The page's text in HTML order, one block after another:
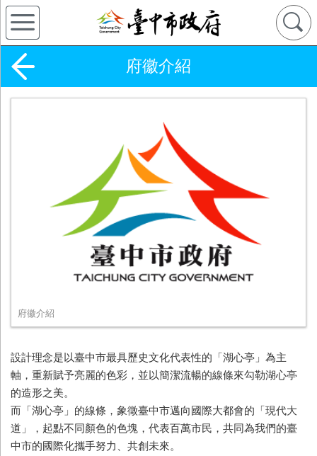
府徽介紹
府徽介紹
設計理念是以臺中市最具歷史文化代表性的「湖心亭」為主
軸，重新賦予亮麗的色彩，並以簡潔流暢的線條來勾勒湖心亭
的造形之美。
而「湖心亭」的線條，象徵臺中市邁向國際大都會的「現代大
道」，起點不同顏色的色塊，代表百萬市民，共同為我們的臺
中市的國際化攜手努力、共創未來。